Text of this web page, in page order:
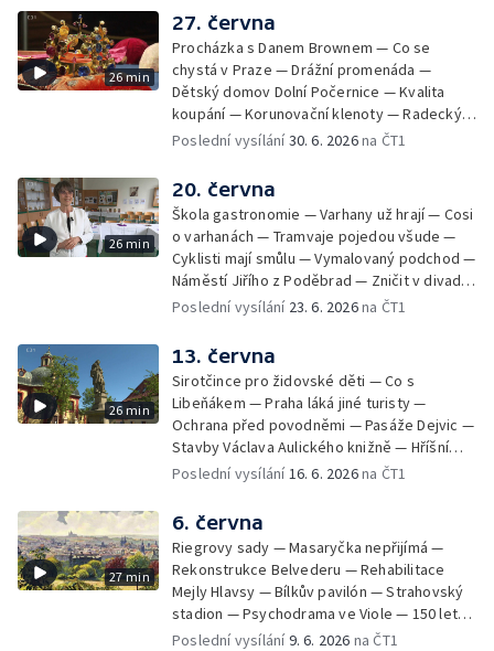
26 min
27. června
Procházka s Danem Brownem — Co se
chystá v Praze — Drážní promenáda —
Dětský domov Dolní Počernice — Kvalita
koupání — Korunovační klenoty — Radecký
zpátky na Malostranské náměstí — 50 let
Poslední vysílání30. 6. 2026na ČT1
26 min
20. června
Škola gastronomie — Varhany už hrají — Cosi
o varhanách — Tramvaje pojedou všude —
Cyklisti mají smůlu — Vymalovaný podchod —
Náměstí Jiřího z Poděbrad — Zničit v divadle
Komedie — Den otevřených dveří — Letní
Poslední vysílání 23. 6. 2026na ČT1
26 min
13. června
Sirotčince pro židovské děti — Co s
Libeňákem — Praha láká jiné turisty —
Ochrana před povodněmi — Pasáže Dejvic —
Stavby Václava Aulického knižně — Hříšní
lidé v Divadle ABC — Kunratice
Poslední vysílání 16. 6. 2026na ČT1
27 min
6. června
Riegrovy sady — Masaryčka nepřijímá —
Rekonstrukce Belvederu — Rehabilitace
Mejly Hlavsy — Bílkův pavilón — Strahovský
stadion — Psychodrama ve Viole — 150 let
od smrti Františka Palackého —
Poslední vysílání9. 6. 2026 na ČT1